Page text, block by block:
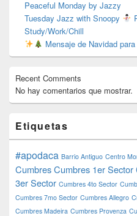
Peaceful Monday by Jazzy
Tuesday Jazz with Snoopy
Study/Work/Chill
Mensaje de Navidad
Recent Comments
No hay comentarios que mostrar.
Etiquetas
#apodaca Barrio Antiguo Centro
CumbresCumbres 1er Sector
3er Sector Cumbres 4to Sector
Cumbres 7mo Sector Cumbres Allegro
Cumbres Madeira Cumbres Provenza